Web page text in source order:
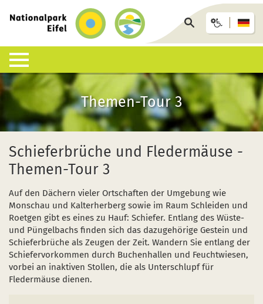
Startseite
Seite
durchsuchen
Lebensraum Nationalpark
Was ist ein Nationalpark?
Besondere Tiere und Pflanzen
Artenliste
Lebensräume
Geologie, Böden und Klima
Forschung im Nationalpark
Naturentwicklung
Nationalpark erleben
Veranstaltungen
Aktuelles
Geführte Wanderungen
Auf eigene Faust
Wandervorschläge
Wildnis-Trail
Kinder, Jugendliche und Familien
Infohäuser & Einrichtungen
Nationalpark-Zentrum Eifel
Nationalpark-Tore
Nationalpark-Infopunkte
Wildniswerkstatt Düttling
Natur-Erlebnis-Treff (NEsT) Jugendwaldheim
Nationalpark-Schulen
Nationalpark-Kitas
Anreise & Unterkunft
Anreise
Nationalpark-Gastgeber
Arrangements & Pauschalen
GästeCard
Fahrtziel Natur
Infothek
Pressemitteilungen
Sozioökonomisches Monitoring
Downloads
Motorradfahrende
Einsatz von Drohnen
Fan-Artikel zum Nationalpark
Bücher und Karten
Themen-Tour 3
Schieferbrüche und Fledermäuse -
Themen-Tour 3
Auf den Dächern vieler Ortschaften der Umgebung wie
Monschau und Kalterherberg sowie im Raum Schleiden und
Roetgen gibt es eines zu Hauf: Schiefer. Entlang des Wüste-
und Püngelbachs finden sich das dazugehörige Gestein und
Schieferbrüche als Zeugen der Zeit. Wandern Sie entlang der
Schiefervorkommen durch Buchenhallen und Feuchtwiesen,
vorbei an inaktiven Stollen, die als Unterschlupf für
Fledermäuse dienen.